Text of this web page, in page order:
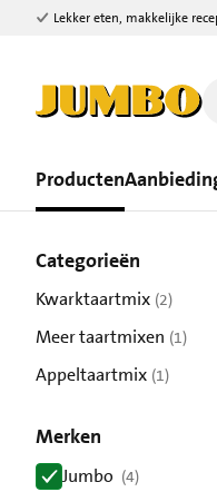
Ga naar zoeken
Ga naar hoofdinhoud
Lekker eten, makkelijke
Producten
4 producten gevonden.
Filters
Categorieën
Kwarktaartmix (2)
Meer taartmixen (1)
Appeltaartmix (1)
Merken
Jumbo (4)